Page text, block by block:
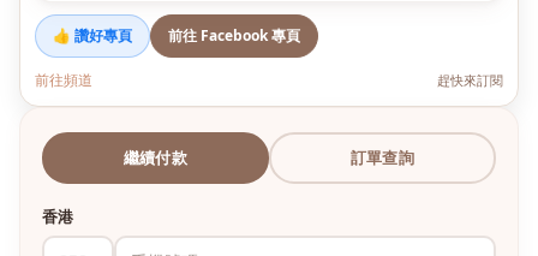
👍 讚好專頁 前往 Facebook 專頁
前往頻道 趕快來訂閱
繼續付款 訂單查詢
香港